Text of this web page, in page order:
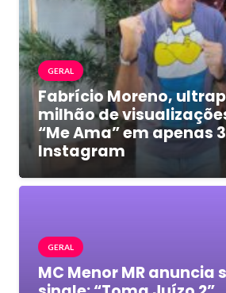
GERAL
Fabrício Moreno,
milhão de
“Me Ama” em apenas
Instagram
GERAL
MC Menor MR anuncia